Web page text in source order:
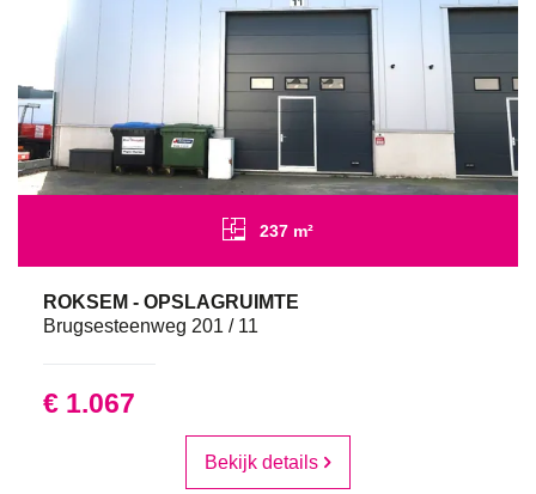
237 m²
ROKSEM - OPSLAGRUIMTE
Brugsesteenweg 201 / 11
€ 1.067
Bekijk details